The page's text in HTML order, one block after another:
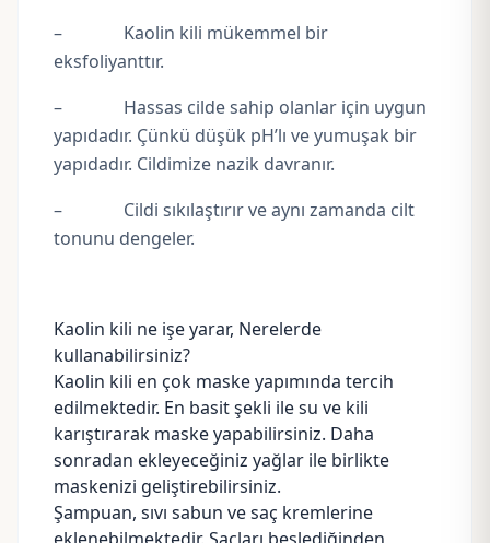
– Kaolin kili mükemmel bir
eksfoliyanttır.
– Hassas cilde sahip olanlar için uygun
yapıdadır. Çünkü düşük pH’lı ve yumuşak bir
yapıdadır. Cildimize nazik davranır.
– Cildi sıkılaştırır ve aynı zamanda cilt
tonunu dengeler.
Kaolin kili ne işe yarar, Nerelerde
kullanabilirsiniz?
Kaolin kili en çok maske yapımında tercih
edilmektedir. En basit şekli ile su ve kili
karıştırarak maske yapabilirsiniz. Daha
sonradan ekleyeceğiniz yağlar ile birlikte
maskenizi geliştirebilirsiniz.
Şampuan, sıvı sabun ve saç kremlerine